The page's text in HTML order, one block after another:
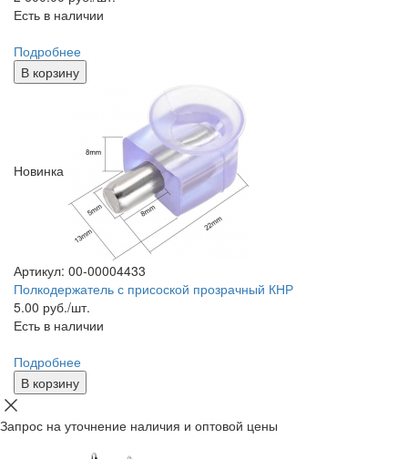
Есть в наличии
Подробнее
В корзину
Новинка
Артикул: 00-00004433
Полкодержатель с присоской прозрачный КНР
5.00 руб./шт.
Есть в наличии
Подробнее
В корзину
Запрос на уточнение наличия и оптовой цены